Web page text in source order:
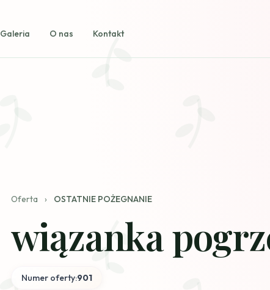
Galeria O nas Kontakt
Oferta › OSTATNIE POŻEGNANIE
wiązanka
Numer oferty:901